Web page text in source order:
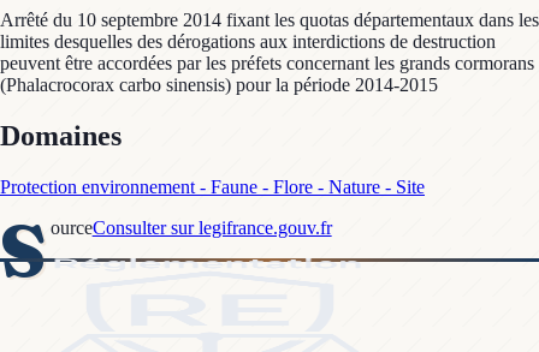
Arrêté du 10 septembre 2014 fixant les quotas départementaux dans les
limites desquelles des dérogations aux interdictions de destruction
peuvent être accordées par les préfets concernant les grands cormorans
(Phalacrocorax carbo sinensis) pour la période 2014-2015
Domaines
Protection environnement - Faune - Flore - Nature - Site
S ourceConsulter sur legifrance.gouv.fr